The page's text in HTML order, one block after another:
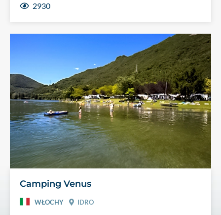
2930
Camping Venus
WŁOCHY IDRO